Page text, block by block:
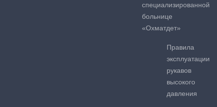
специализированной
больнице
«Охматдет»
Правила
эксплуатации
рукавов
высокого
давления